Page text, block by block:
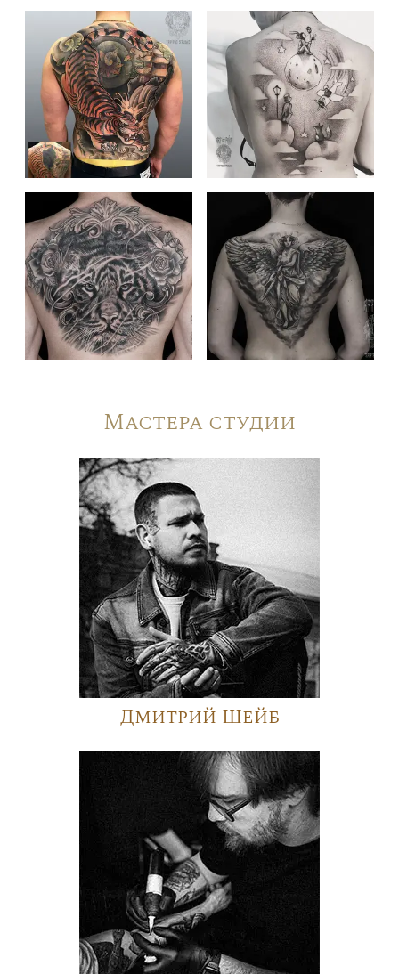
Мастера студии
Дмитрий Шейб